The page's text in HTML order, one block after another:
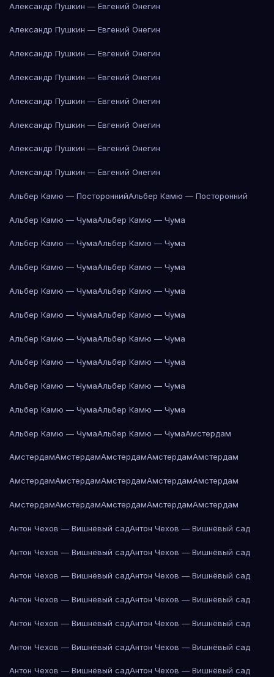
Александр Пушкин — Евгений Онегин
Александр Пушкин — Евгений Онегин
Александр Пушкин — Евгений Онегин
Александр Пушкин — Евгений Онегин
Александр Пушкин — Евгений Онегин
Александр Пушкин — Евгений Онегин
Александр Пушкин — Евгений Онегин
Александр Пушкин — Евгений Онегин
Альбер Камю — ПостороннийАльбер Камю — Посторонний
Альбер Камю — ЧумаАльбер Камю — Чума
Альбер Камю — ЧумаАльбер Камю — Чума
Альбер Камю — ЧумаАльбер Камю — Чума
Альбер Камю — ЧумаАльбер Камю — Чума
Альбер Камю — ЧумаАльбер Камю — Чума
Альбер Камю — ЧумаАльбер Камю — Чума
Альбер Камю — ЧумаАльбер Камю — Чума
Альбер Камю — ЧумаАльбер Камю — Чума
Альбер Камю — ЧумаАльбер Камю — Чума
Альбер Камю — ЧумаАльбер Камю — ЧумаАмстердам
АмстердамАмстердамАмстердамАмстердамАмстердам
АмстердамАмстердамАмстердамАмстердамАмстердам
АмстердамАмстердамАмстердамАмстердамАмстердам
Антон Чехов — Вишнёвый садАнтон Чехов — Вишнёвый сад
Антон Чехов — Вишнёвый садАнтон Чехов — Вишнёвый сад
Антон Чехов — Вишнёвый садАнтон Чехов — Вишнёвый сад
Антон Чехов — Вишнёвый садАнтон Чехов — Вишнёвый сад
Антон Чехов — Вишнёвый садАнтон Чехов — Вишнёвый сад
Антон Чехов — Вишнёвый садАнтон Чехов — Вишнёвый сад
Антон Чехов — Вишнёвый садАнтон Чехов — Вишнёвый сад